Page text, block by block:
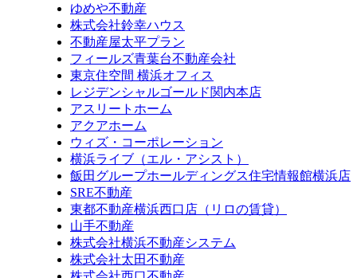
ゆめや不動産
株式会社鈴幸ハウス
不動産屋太平プラン
フィールズ青葉台不動産会社
東京住空間 横浜オフィス
レジデンシャルゴールド関内本店
アスリートホーム
アクアホーム
ウィズ・コーポレーション
横浜ライブ（エル・アシスト）
飯田グループホールディングス住宅情報館横浜店
SRE不動産
東都不動産横浜西口店（リロの賃貸）
山手不動産
株式会社横浜不動産システム
株式会社太田不動産